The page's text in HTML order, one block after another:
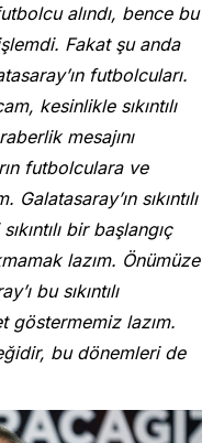
alındı, bence bu
Fakat şu anda
futbolcuları.
kesinlikle sıkıntılı
mesajını
futbolculara ve
sıkıntılı
bir başlangıç
lazım. Önümüze
bu sıkıntılı
göstermemiz lazım.
bu dönemleri de